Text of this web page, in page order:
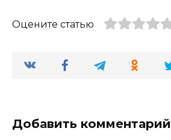
Оцените статью
Добавить комментарий